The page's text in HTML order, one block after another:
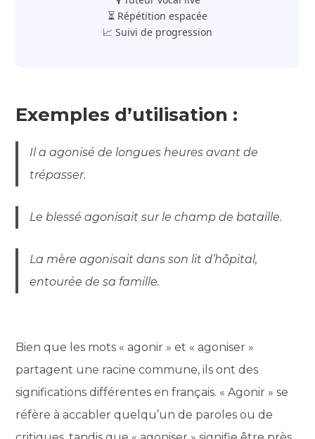
⏳ Répétition espacée
📈 Suivi de progression
Exemples d’utilisation :
Il a agonisé de longues heures avant de
trépasser.
Le blessé agonisait sur le champ de bataille.
La mère agonisait dans son lit d’hôpital,
entourée de sa famille.
Bien que les mots « agonir » et « agoniser »
partagent une racine commune, ils ont des
significations différentes en français. « Agonir » se
réfère à accabler quelqu’un de paroles ou de